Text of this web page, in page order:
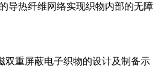
导热纤维网络实现织物内部的无障
双重屏蔽电子织物的设计及制备示